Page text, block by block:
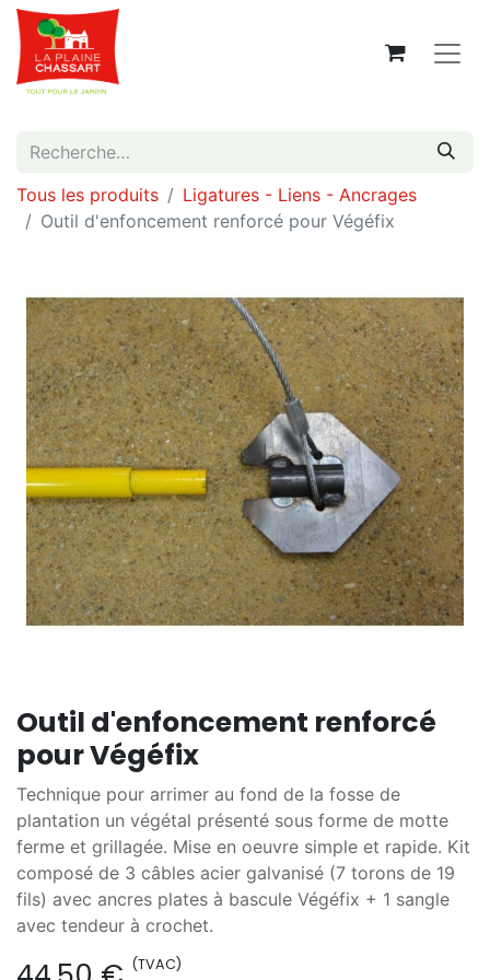
Tous les produits
Ligatures - Liens - Ancrages
Outil d'enfoncement renforcé pour Végéfix
Outil d'enfoncement renforcé
pour Végéfix
Technique pour arrimer au fond de la fosse de
plantation un végétal présenté sous forme de motte
ferme et grillagée. Mise en oeuvre simple et rapide. Kit
composé de 3 câbles acier galvanisé (7 torons de 19
fils) avec ancres plates à bascule Végéfix + 1 sangle
avec tendeur à crochet.
(TVAC)